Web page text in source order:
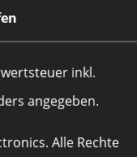
inkl.
angegeben.
Alle Rechte